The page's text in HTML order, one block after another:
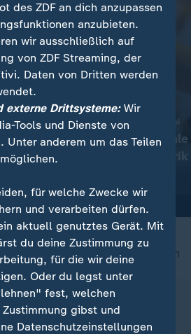
Zoll-Fund in Charleroi
Belgien: Illegale
nach oben
des ZDF an dich anzupassen
anzubieten.
wir ausschließlich auf
von ZDF Streaming, der
Daten von Dritten werden
externe Drittsysteme:Wir
Tools und Dienste von
Unter anderem um das Teilen
für welche Zwecke wir
und verarbeiten dürfen.
aktuell genutztes Gerät. Mit
du deine Zustimmung zu
für die wir deine
Oder du legst unter
fest, welchen
gibst und
Datenschutzeinstellungen